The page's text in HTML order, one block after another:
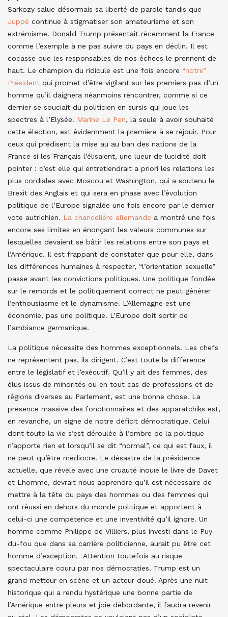
Sarkozy salue désormais sa liberté de parole tandis que
Juppé continue à stigmatiser son amateurisme et son
extrémisme. Donald Trump présentait récemment la France
comme l’exemple à ne pas suivre du pays en déclin. Il est
cocasse que les responsables de nos échecs le prennent de
haut. Le champion du ridicule est une fois encore “notre”
Président qui promet d’être vigilant sur les premiers pas d’un
homme qu’il daignera néanmoins rencontrer, comme si ce
dernier se souciait du politicien en sursis qui joue les
spectres à l’Elysée. Marine Le Pen, la seule à avoir souhaité
cette élection, est évidemment la première à se réjouir. Pour
ceux qui prédisent la mise au au ban des nations de la
France si les Français l’élisaient, une lueur de lucidité doit
pointer : c’est elle qui entretiendrait a priori les relations les
plus cordiales avec Moscou et Washington, qui a soutenu le
Brexit des Anglais et qui sera en phase avec l’évolution
politique de l’Europe signalée une fois encore par le dernier
vote autrichien. La chancelière allemande a montré une fois
encore ses limites en énonçant les valeurs communes sur
lesquelles devaient se bâtir les relations entre son pays et
l’Amérique. Il est frappant de constater que pour elle, dans
les différences humaines à respecter, “l’orientation sexuelle”
passe avant les convictions politiques. Une politique fondée
sur le remords et le politiquement correct ne peut générer
l’enthousiasme et le dynamisme. L’Allemagne est une
économie, pas une politique. L’Europe doit sortir de
l’ambiance germanique.
La politique nécessite des hommes exceptionnels. Les chefs
ne représentent pas, ils dirigent. C’est toute la différence
entre le législatif et l’exécutif. Qu’il y ait des femmes, des
élus issus de minorités ou en tout cas de professions et de
régions diverses au Parlement, est une bonne chose. La
présence massive des fonctionnaires et des apparatchiks est,
en revanche, un signe de notre déficit démocratique. Celui
dont toute la vie s’est déroulée à l’ombre de la politique
n’apporte rien et lorsqu’il se dit “normal”, ce qui est faux, il
ne peut qu’être médiocre. Le désastre de la présidence
actuelle, que révèle avec une cruauté inouïe le livre de Davet
et Lhomme, devrait nous apprendre qu’il est nécessaire de
mettre à la tête du pays des hommes ou des femmes qui
ont réussi en dehors du monde politique et apportent à
celui-ci une compétence et une inventivité qu’il ignore. Un
homme comme Philippe de Villiers, plus investi dans le Puy-
du-fou que dans sa carrière politicienne, aurait pu être cet
homme d’exception. Attention toutefois au risque
spectaculaire couru par nos démocraties. Trump est un
grand metteur en scène et un acteur doué. Après une nuit
historique qui a rendu hystérique une bonne partie de
l’Amérique entre pleurs et joie débordante, il faudra revenir